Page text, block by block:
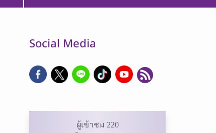
Social Media
ผู้เข้าชม 220